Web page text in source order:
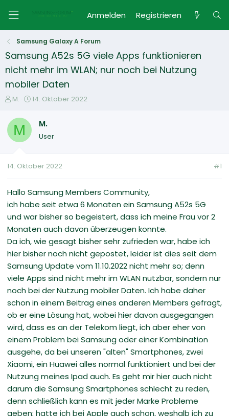
Anmelden Registrieren
Samsung Galaxy A Forum
Samsung A52s 5G viele Apps funktionieren
nicht mehr im WLAN; nur noch bei Nutzung
mobiler Daten
E
s
e
e
M.
E
t
m
14. Oktober 2022
M M.
User
14. Oktober 2022 #1
Hallo Samsung Members Community,
ich habe seit etwa 6 Monaten ein Samsung A52s 5G
und war bisher so begeistert, dass ich meine Frau vor 2
Monaten auch davon überzeugen konnte.
Da ich, wie gesagt bisher sehr zufrieden war, habe ich
hier bisher noch nicht gepostet, leider ist dies seit dem
Samsung Update vom 11.10.2022 nicht mehr so; denn
viele Apps sind nicht mehr im WLAN nutzbar, sondern nur
noch bei der Nutzung mobiler Daten. Ich habe daher
schon in einem Beitrag eines anderen Members gefragt,
ob er eine Lösung hat, wobei hier davon ausgegangen
wird, dass es an der Telekom liegt, ich aber eher von
einem Problem bei Samsung oder einer Kombination
ausgehe, da bei unseren "alten" Smartphones, zwei
Xiaomi, ein Huawei alles normal funktioniert und bei der
Nutzung meines Ipad auch. Es geht mir hier auch nicht
darum die Samsung Smartphones schlecht zu reden,
denn schließlich kann es mit jeder Marke Probleme
geben; hatte ich bei Apple auch schon, weshalb ich zu